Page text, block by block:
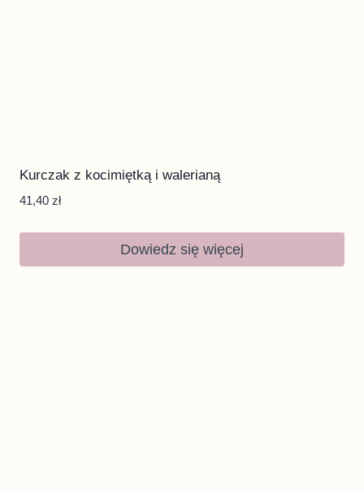
Kurczak z kocimiętką i walerianą
41,40 zł
Dowiedz się więcej